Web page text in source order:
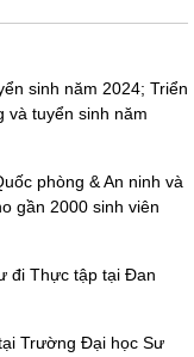
sinh năm 2024; Triển
và tuyển sinh năm
phòng & An ninh và
gần 2000 sinh viên
đi Thực tập tại Đan
Trường Đại học Sư